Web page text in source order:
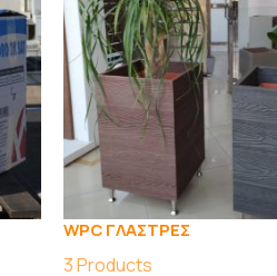
WPC ΓΛΑΣΤΡΕΣ
3Products